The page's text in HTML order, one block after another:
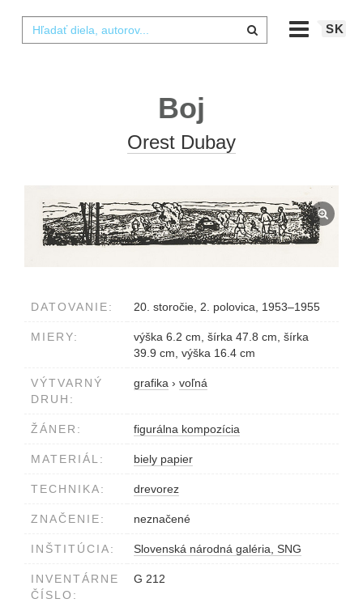
SK
Boj
Orest Dubay
DATOVANIE: 20. storočie, 2. polovica, 1953–1955
MIERY:
výška 6.2 cm, šírka 47.8 cm, šírka
39.9 cm, výška 16.4 cm
VÝTVARNÝ
DRUH:
grafika › voľná
ŽÁNER: figurálna kompozícia
MATERIÁL: biely papier
TECHNIKA: drevorez
ZNAČENIE: neznačené
INŠTITÚCIA: Slovenská národná galéria, SNG
INVENTÁRNE
ČÍSLO:
G 212